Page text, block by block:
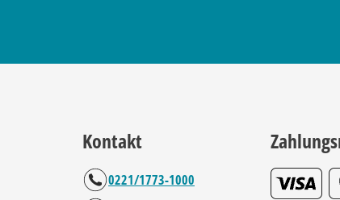
Kontakt
0221/1773-1000